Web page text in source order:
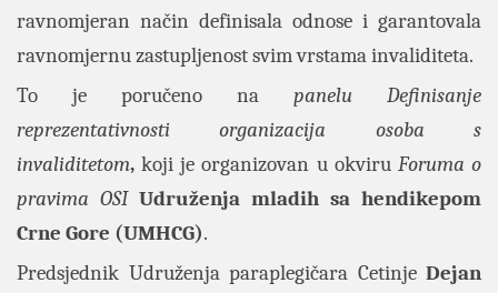
ravnomjeran način definisala odnose i garantovala
ravnomjernu zastupljenost svim vrstama invaliditeta.
To je poručeno na panelu Definisanje
reprezentativnosti organizacija osoba s
invaliditetom, koji je organizovan u okviru Foruma o
pravima OSIUdruženja mladih sa hendikepom
Crne Gore (UMHCG).
Predsjednik Udruženja paraplegičara CetinjeDejan